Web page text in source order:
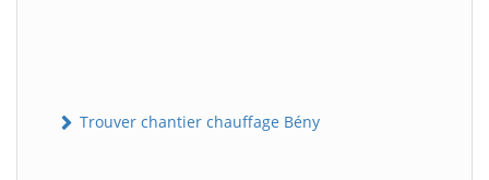
Trouver chantier chauffage Bény